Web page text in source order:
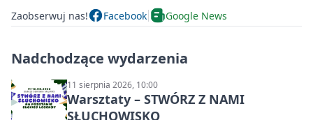
Zaobserwuj nas! Facebook Google News
Nadchodzące wydarzenia
11 sierpnia 2026, 10:00
Warsztaty – STWÓRZ Z NAMI
SŁUCHOWISKO